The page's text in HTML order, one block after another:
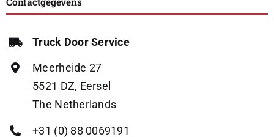
Truck Door Service
Meerheide 27
5521 DZ, Eersel
The Netherlands
+31 (0) 88 0069191